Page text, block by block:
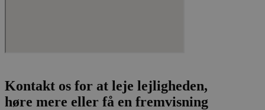
Kontakt os for at leje lejligheden,
høre mere eller få en fremvisning